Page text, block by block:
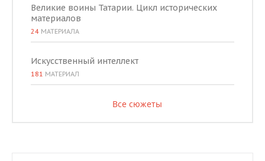
Великие воины Татарии. Цикл исторических
материалов
24 МАТЕРИАЛА
Искусственный интеллект
181 МАТЕРИАЛ
Все сюжеты